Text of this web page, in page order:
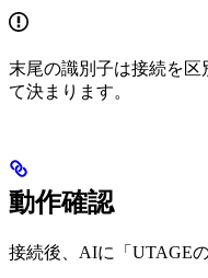
末尾の識別子は接続を
て決まります。
動作確認
接続後、AIに「UTAGE